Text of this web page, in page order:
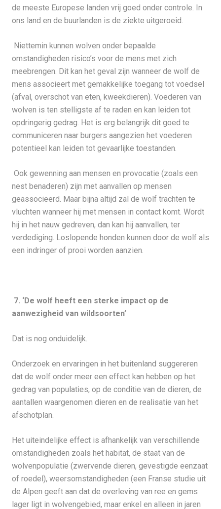
de meeste Europese landen vrij goed onder controle. In
ons land en de buurlanden is de ziekte uitgeroeid.
Niettemin kunnen wolven onder bepaalde
omstandigheden risico’s voor de mens met zich
meebrengen. Dit kan het geval zijn wanneer de wolf de
mens associeert met gemakkelijke toegang tot voedsel
(afval, overschot van eten, kweekdieren). Voederen van
wolven is ten stelligste af te raden en kan leiden tot
opdringerig gedrag. Het is erg belangrijk dit goed te
communiceren naar burgers aangezien het voederen
potentieel kan leiden tot gevaarlijke toestanden.
Ook gewenning aan mensen en provocatie (zoals een
nest benaderen) zijn met aanvallen op mensen
geassocieerd. Maar bijna altijd zal de wolf trachten te
vluchten wanneer hij met mensen in contact komt. Wordt
hij in het nauw gedreven, dan kan hij aanvallen, ter
verdediging. Loslopende honden kunnen door de wolf als
een indringer of prooi worden aanzien.
7. ‘De wolf heeft een sterke impact op de
aanwezigheid van wildsoorten’
Dat is nog onduidelijk.
Onderzoek en ervaringen in het buitenland suggereren
dat de wolf onder meer een effect kan hebben op het
gedrag van populaties, op de conditie van de dieren, de
aantallen waargenomen dieren en de realisatie van het
afschotplan.
Het uiteindelijke effect is afhankelijk van verschillende
omstandigheden zoals het habitat, de staat van de
wolvenpopulatie (zwervende dieren, gevestigde eenzaat
of roedel), weersomstandigheden (een Franse studie uit
de Alpen geeft aan dat de overleving van ree en gems
lager ligt in wolvengebied, maar enkel en alleen in jaren